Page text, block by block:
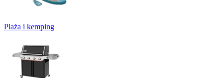
Plaża i kemping